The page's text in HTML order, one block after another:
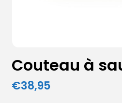
Couteau à
€38,95